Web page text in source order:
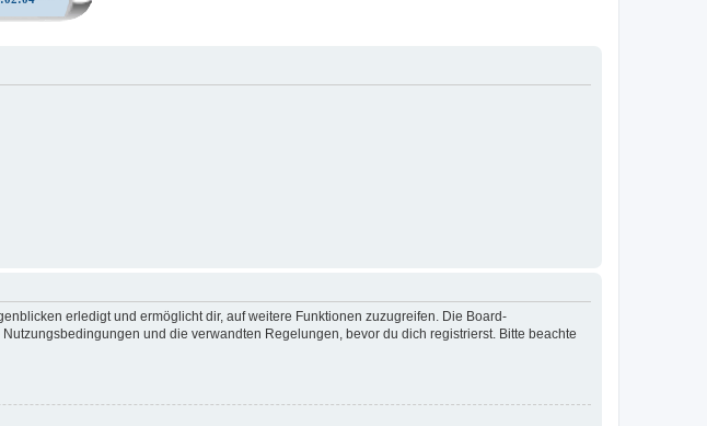
erledigt und ermöglicht dir, auf weitere Funktionen zuzugreifen. Die Board-
und die verwandten Regelungen, bevor du dich registrierst. Bitte beachte